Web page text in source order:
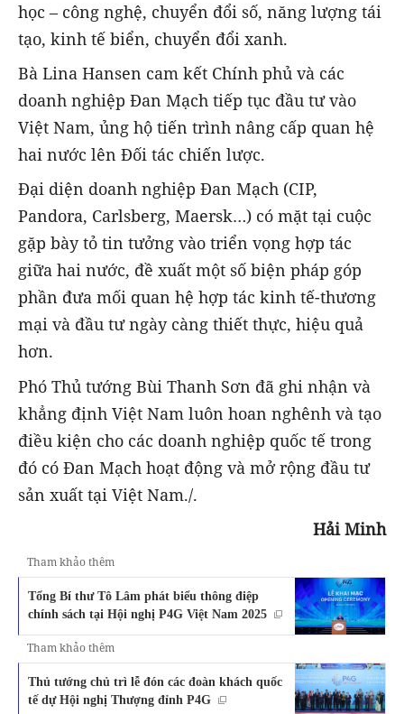
học – công nghệ, chuyển đổi số, năng lượng tái
tạo, kinh tế biển, chuyển đổi xanh.
Bà Lina Hansen cam kết Chính phủ và các
doanh nghiệp Đan Mạch tiếp tục đầu tư vào
Việt Nam, ủng hộ tiến trình nâng cấp quan hệ
hai nước lên Đối tác chiến lược.
Đại diện doanh nghiệp Đan Mạch (CIP,
Pandora, Carlsberg, Maersk…) có mặt tại cuộc
gặp bày tỏ tin tưởng vào triển vọng hợp tác
giữa hai nước, đề xuất một số biện pháp góp
phần đưa mối quan hệ hợp tác kinh tế-thương
mại và đầu tư ngày càng thiết thực, hiệu quả
hơn.
Phó Thủ tướng Bùi Thanh Sơn đã ghi nhận và
khẳng định Việt Nam luôn hoan nghênh và tạo
điều kiện cho các doanh nghiệp quốc tế trong
đó có Đan Mạch hoạt động và mở rộng đầu tư
sản xuất tại Việt Nam./.
Hải Minh
Tham khảo thêm
Tổng Bí thư Tô Lâm phát biểu thông điệp
chính sách tại Hội nghị P4G Việt Nam 2025
Tham khảo thêm
Thủ tướng chủ trì lễ đón các đoàn khách quốc
tế dự Hội nghị Thượng đỉnh P4G